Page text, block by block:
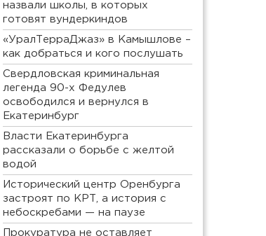
назвали школы, в которых
готовят вундеркиндов
«УралТерраДжаз» в Камышлове –
как добраться и кого послушать
Свердловская криминальная
легенда 90-х Федулев
освободился и вернулся в
Екатеринбург
Власти Екатеринбурга
рассказали о борьбе с желтой
водой
Исторический центр Оренбурга
застроят по КРТ, а история с
небоскребами — на паузе
Прокуратура не оставляет